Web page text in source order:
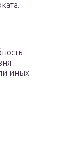
иных